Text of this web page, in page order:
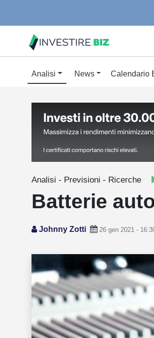
Analisi News Calendario
Analisi - Previsioni - Ricerche
Batterie
Johnny Zotti 26 gen 2021 -